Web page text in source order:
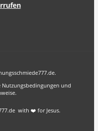
Nutzungsbedingungen und
with ❤️ for Jesus.